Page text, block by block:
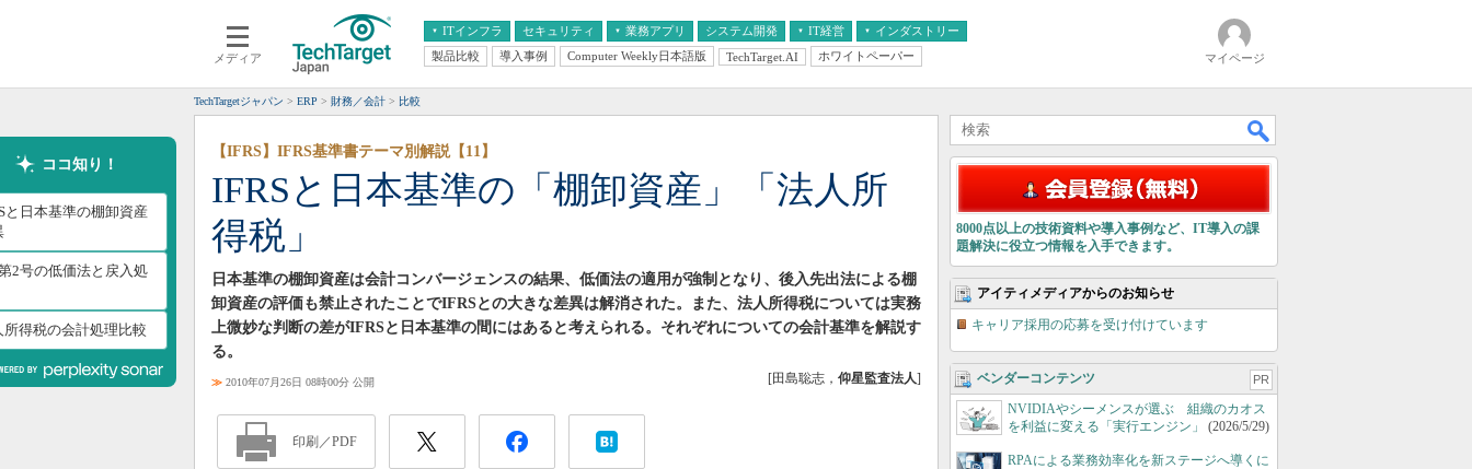
メディア
ITインフラ
クラウド
スマートモバイル
ネットワーク
システム運用管理
セキュリティ 業務アプリ
エンタープライズAI
ERP
CX
情報系システム
システム開発 IT経営
経営とIT
インダストリー
医療IT
製品比較 導入事例 Computer Weekly日本語版 TechTarget.AI ホワイトペーパー マイページ
TechTargetジャパン ERP 財務／会計 比較
ココ知り！
と日本基準の棚卸資産
2号の低価法と戻入処
所得税の会計処理比較
IFRSと日本基準の「棚卸資産」「法人所
得税」
【IFRS】IFRS基準書テーマ別解説【11】
日本基準の棚卸資産は会計コンバージェンスの結果、低価法の適用が強制となり、後入先出法による棚
卸資産の評価も禁止されたことでIFRSとの大きな差異は解消された。また、法人所得税については実務
上微妙な判断の差がIFRSと日本基準の間にはあると考えられる。それぞれについての会計基準を解説す
る。
≫ 2010年07月26日 08時00分 公開 [田島聡志， 仰星監査法人]
印刷／PDF
8000点以上の技術資料や導入事例など、IT導入の課
題解決に役立つ情報を入手できます。
アイティメディアからのお知らせ
キャリア採用の応募を受け付けています
ベンダーコンテンツ PR
NVIDIAやシーメンスが選ぶ 組織のカオス
を利益に変える「実行エンジン」
(2026/5/29)
RPAによる業務効率化を新ステージへ導くに